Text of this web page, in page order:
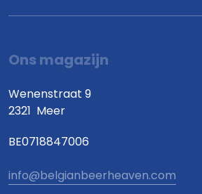
Ons magazijn
Wenenstraat 9
2321 Meer
BE0718847006
info@belgianbeerheaven.com